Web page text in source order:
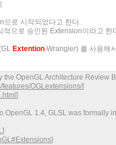
으로 시작되었다고 한다.
적으로 승인된 Extension이라고 한
Extention Wrangler) 를 사용해서
OpenGL Architecture Review
OGLextensions/]
]
OpenGL 1.4, GLSL was formally
]
]